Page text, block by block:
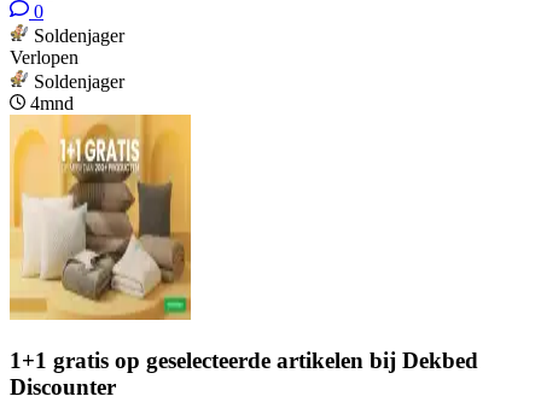
0
Soldenjager
Verlopen
Soldenjager
4mnd
1+1 gratis op geselecteerde artikelen bij Dekbed
Discounter